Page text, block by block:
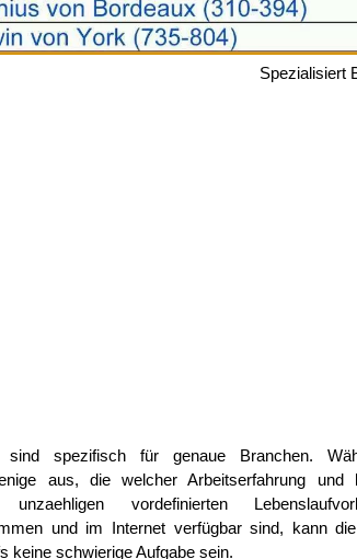
Spezialisiert
sind spezifisch für genaue Branchen.
aus, die welcher Arbeitserfahrung
vordefinierten
und im Internet verfügbar sind, kann
keine schwierige Aufgabe sein.